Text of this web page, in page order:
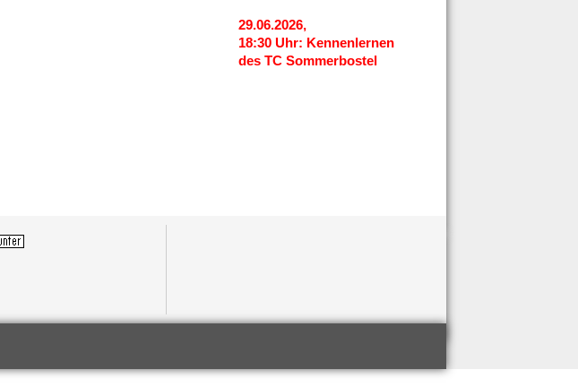
29.06.2026,
18:30 Uhr: Kennenlernen
des TC Sommerbostel